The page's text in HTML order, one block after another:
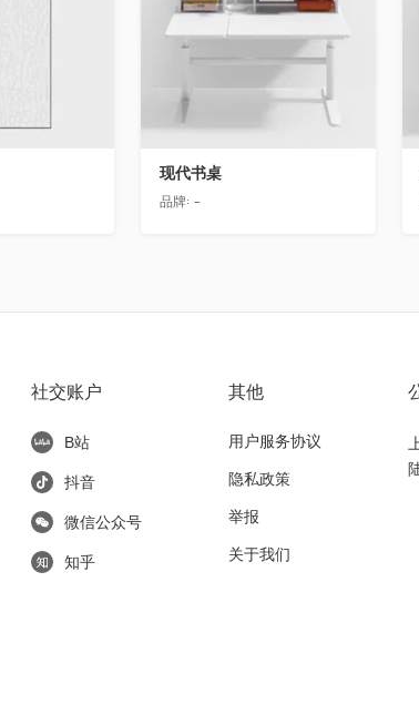
现代书桌
品牌: -
社交账户
B站
抖音
微信公众号
知乎
其他
用户服务协议
隐私政策
举报
关于我们